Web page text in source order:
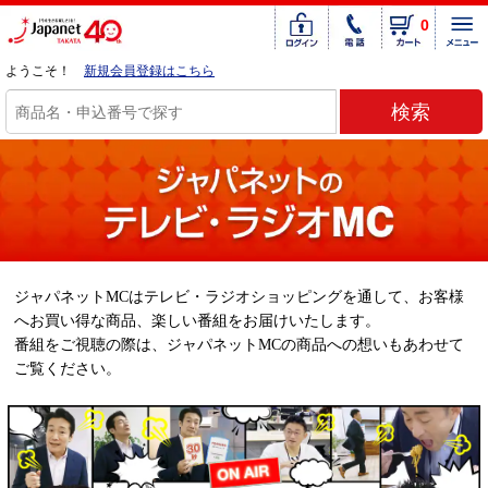
0
ようこそ！ 新規会員登録はこちら
ジャパネットMCはテレビ・ラジオショッピングを通して、お客様
へお買い得な商品、楽しい番組をお届けいたします。
番組をご視聴の際は、ジャパネットMCの商品への想いもあわせて
ご覧ください。